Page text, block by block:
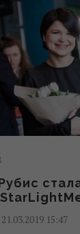
21.03.2019 15:47